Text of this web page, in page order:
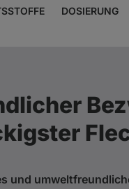
DOSIERUNG
und